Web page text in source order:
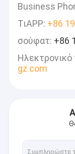
Business
ΤιAPP: +86
σούφατ: +86
Ηλεκτρονικό
gz.com